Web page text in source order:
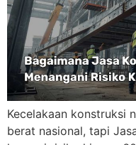
Kecelakaan konstruksi
berat nasional, tapi